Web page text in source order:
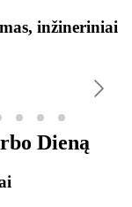
inžineriniai
Dieną